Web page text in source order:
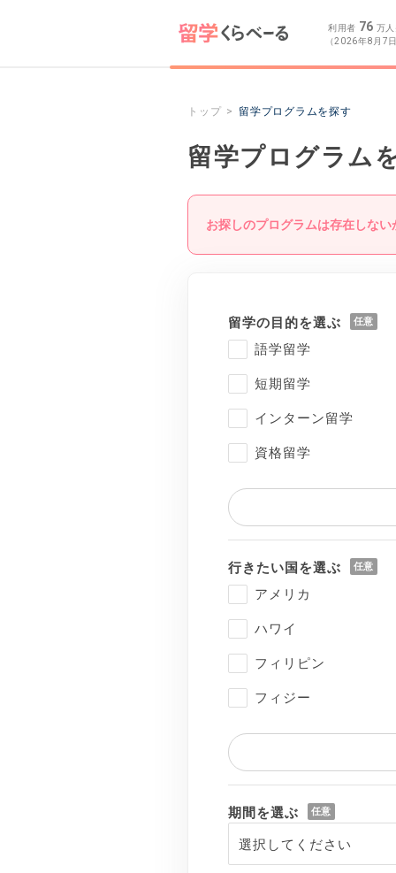
利用者 76 万
（2026年8月7
トップ 留学プログラムを探す
留学プログラム
お探しのプログラムは存在しな
留学の目的を選ぶ
語学留学
短期留学
インターン留学
資格留学
行きたい国を選ぶ
アメリカ
ハワイ
フィリピン
フィジー
期間を選ぶ